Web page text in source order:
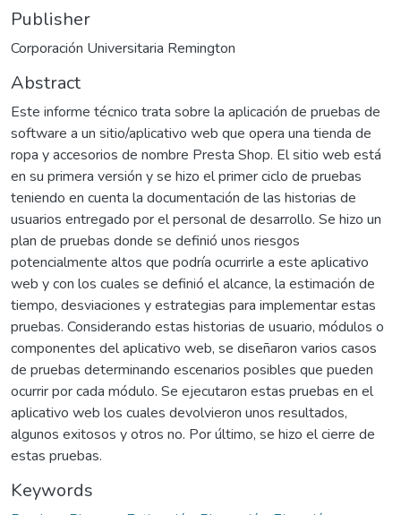
Publisher
Corporación Universitaria Remington
Abstract
Este informe técnico trata sobre la aplicación de pruebas de
software a un sitio/aplicativo web que opera una tienda de
ropa y accesorios de nombre Presta Shop. El sitio web está
en su primera versión y se hizo el primer ciclo de pruebas
teniendo en cuenta la documentación de las historias de
usuarios entregado por el personal de desarrollo. Se hizo un
plan de pruebas donde se definió unos riesgos
potencialmente altos que podría ocurrirle a este aplicativo
web y con los cuales se definió el alcance, la estimación de
tiempo, desviaciones y estrategias para implementar estas
pruebas. Considerando estas historias de usuario, módulos o
componentes del aplicativo web, se diseñaron varios casos
de pruebas determinando escenarios posibles que pueden
ocurrir por cada módulo. Se ejecutaron estas pruebas en el
aplicativo web los cuales devolvieron unos resultados,
algunos exitosos y otros no. Por último, se hizo el cierre de
estas pruebas.
Keywords